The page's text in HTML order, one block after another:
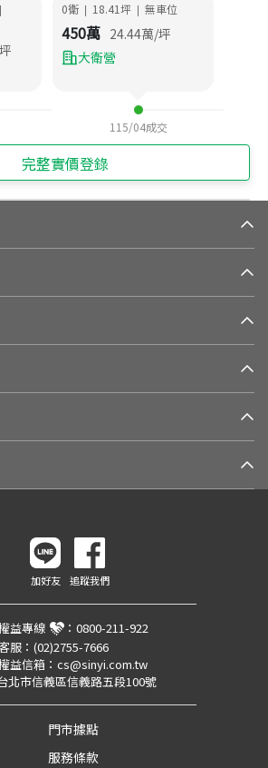
| 0衛 | 18.41坪 | 無車位
450萬 24.44萬/坪
大衛營
115/04成交
完整實價登錄
加好友 追蹤我們
益專線 ： 0800-211-922
服： (02)2755-7666
益信箱： cs@sinyi.com.tw
北市信義區信義路五段100號
門市據點
服務條款